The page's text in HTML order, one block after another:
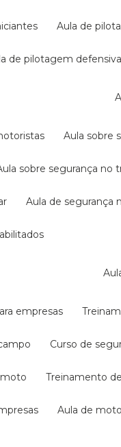
aula de
de pilotagem defensiva
aula
aula sobre segurança no
aula de
empresas
curso de
moto treinamento
aula de